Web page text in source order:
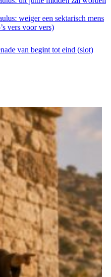
weiger een sektarisch mens
vers voor vers)
van begint tot eind (slot)